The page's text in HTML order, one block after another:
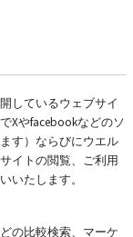
しているウェブサイ
Xやfacebookなどのソ
す）ならびにウエル
イトの閲覧、ご利用
いたします。
の比較検索、マーケ